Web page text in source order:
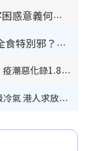
香港山邊鐵閘邊門大開？內地客困惑意義何在！網民神回覆：呢種叫法理性防禦
鬼門開2026｜農曆七月撞正日全食特別邪？專家警告切忌做一事！揭4大禁忌+2招保平安
奪命寄生蟲｜食生菜狂瀉首現死者！疫潮惡化錄1.8萬宗病例 揭洗菜3大謬誤
內地客歎港人唔識老！揭港鐵保鮮級冷氣 港人求放過：咪投訴